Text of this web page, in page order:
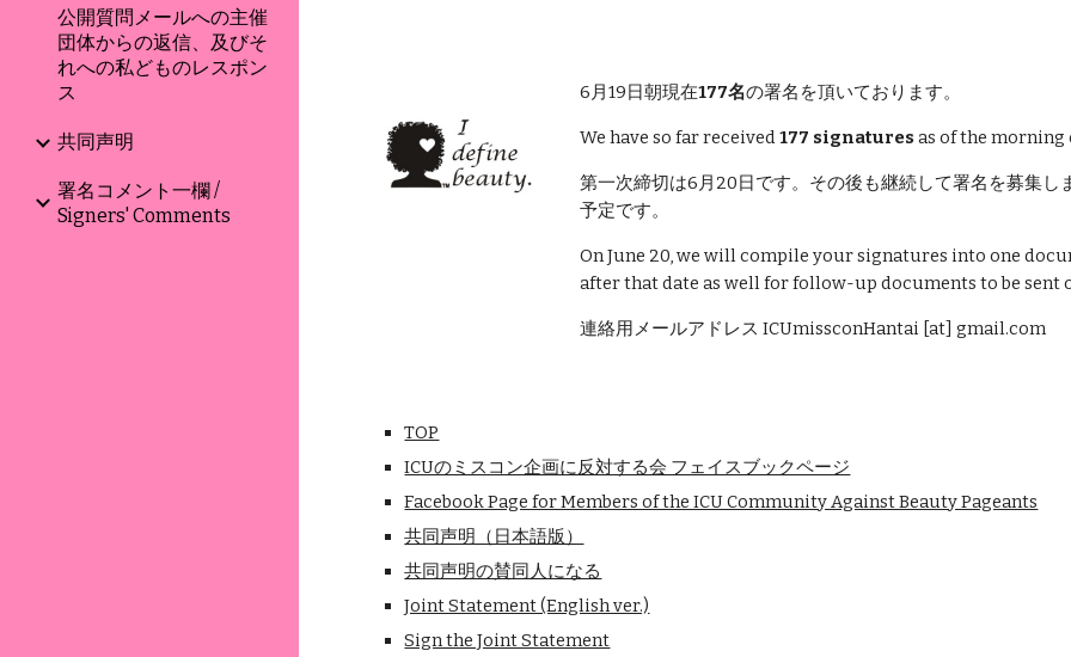
公開質問メールへの主催
団体からの返信、及びそ
れへの私どものレスポン
ス
共同声明
署名コメント一欄 /
Signers' Comments
6月19日朝現在177名の署名を頂いております。
We have so far received 177 signatures as of the morning
第一次締切は6月20日です。その後も継続して署名を募集
予定です。
On June 20, we will compile your signatures into one
after that date as well for follow-up documents to be sent
連絡用メールアドレス ICUmissconHantai [at] gmail.com
TOP
ICUのミスコン企画に反対する会 フェイスブックページ
Facebook Page for Members of the ICU Community Against Beauty Pageants
共同声明（日本語版）
共同声明の賛同人になる
Joint Statement (English ver.)
Sign the Joint Statement